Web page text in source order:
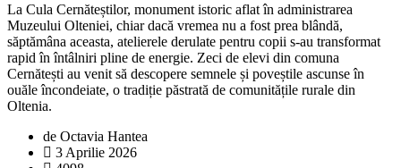
La Cula Cernăteștilor, monument istoric aflat în administrarea
Muzeului Olteniei, chiar dacă vremea nu a fost prea blândă,
săptămâna aceasta, atelierele derulate pentru copii s-au transformat
rapid în întâlniri pline de energie. Zeci de elevi din comuna
Cernătești au venit să descopere semnele și poveștile ascunse în
ouăle încondeiate, o tradiție păstrată de comunitățile rurale din
Oltenia.
de Octavia Hantea
3 Aprilie 2026